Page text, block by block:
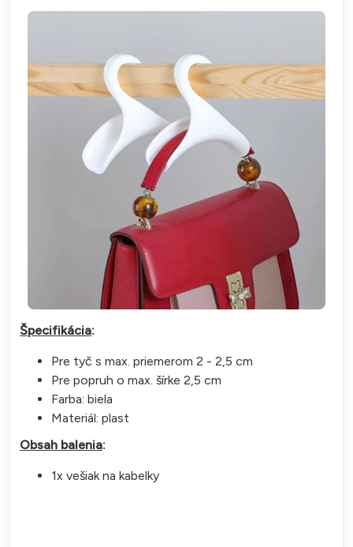
Špecifikácia:
Pre tyč s max. priemerom 2 - 2,5 cm
Pre popruh o max. šírke 2,5 cm
Farba: biela
Materiál: plast
Obsah balenia:
1x vešiak na kabelky